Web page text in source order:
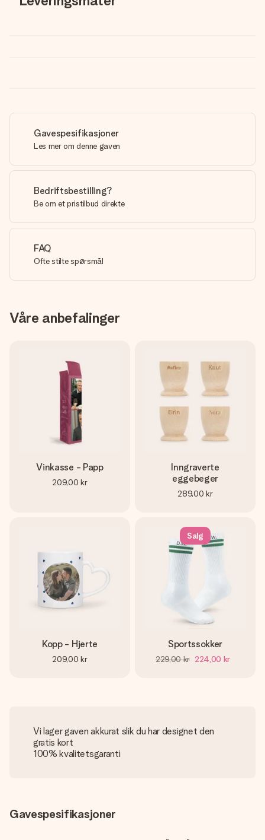
Gavespesifikasjoner
Les mer om denne gaven
Bedriftsbestilling?
Be om et pristilbud direkte
FAQ
Ofte stilte spørsmål
Våre anbefalinger
Vinkasse - Papp
209,00 kr
Inngraverte
eggebeger
289,00 kr
Kopp - Hjerte
209,00 kr
Salg
Sportssokker
229,00 kr 224,00 kr
Vi lager gaven akkurat slik du har designet den
gratis kort
100% kvalitetsgaranti
Gavespesifikasjoner